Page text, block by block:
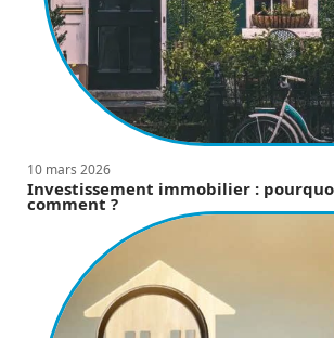
10 mars 2026
Investissement immobilier :
comment ?